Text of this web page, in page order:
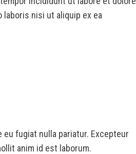
laboris nisi ut aliquip ex ea
fugiat nulla pariatur. Excepteur
anim id est laborum.